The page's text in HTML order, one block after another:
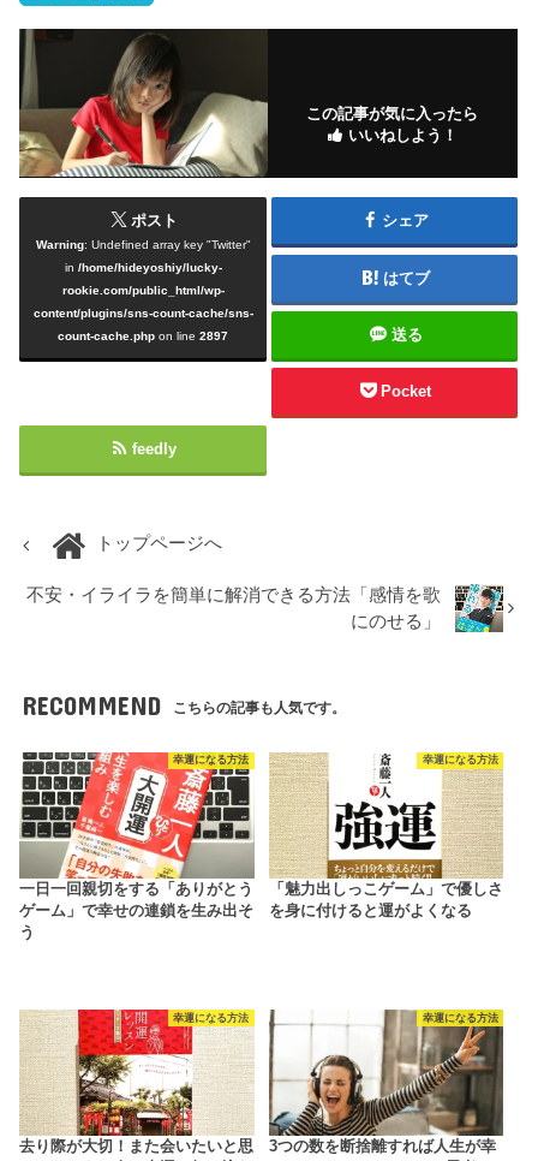
この記事が気に入ったら
いいねしよう！
ポスト
Warning: Undefined array key "Twitter"
in /home/hideyoshiy/lucky-
rookie.com/public_html/wp-
content/plugins/sns-count-cache/sns-
count-cache.php on line2897
シェア
はてブ
送る
Pocket
feedly
トップページへ
不安・イライラを簡単に解消できる方法「感情を歌
にのせる」
RECOMMEND こちらの記事も人気です。
幸運になる方法
一日一回親切をする「ありがとう
ゲーム」で幸せの連鎖を生み出そ
う
幸運になる方法
「魅力出しっこゲーム」で優しさ
を身に付けると運がよくなる
幸運になる方法
去り際が大切！また会いたいと思
幸運になる方法
3つの数を断捨離すれば人生が幸